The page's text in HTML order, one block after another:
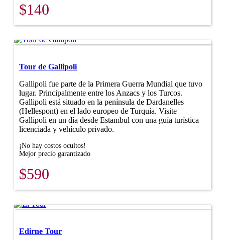
$140
Tour de Gallipoli
Gallipoli fue parte de la Primera Guerra Mundial que tuvo
lugar. Principalmente entre los Anzacs y los Turcos.
Gallipoli está situado en la península de Dardanelles
(Hellespont) en el lado europeo de Turquía. Visite
Gallipoli en un día desde Estambul con una guía turística
licenciada y vehículo privado.
¡No hay costos ocultos!
Mejor precio garantizado
$590
Edirne Tour